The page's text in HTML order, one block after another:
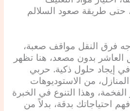
حتى طريقة صعود السلالم
فرق النقل مواقف صعبة،
بدون مصعد، هنا تظهر
في إيجاد حلول ذكية. حربي
من الاستوديوهات
وهذا التنوع في الخبرة
احتياجاتك بدقة، بدلاً من